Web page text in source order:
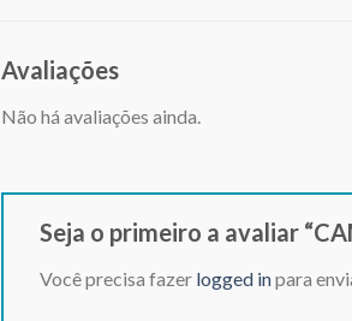
Avaliações
Não há avaliações ainda.
Seja o primeiro a avaliar
Você precisa fazer logged inpara